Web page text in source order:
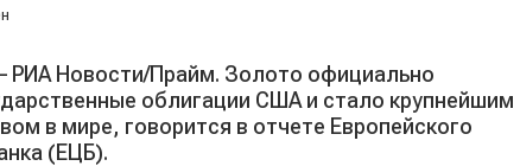
РИА Новости/Прайм. Золото официально
облигации США и стало крупнейшим
в мире, говорится в отчете Европейского
(ЕЦБ).